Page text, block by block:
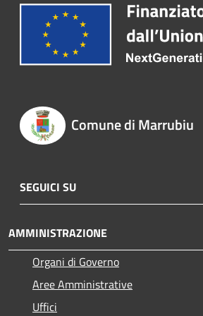
Comune di Marrubiu
SEGUICI SU
AMMINISTRAZIONE
Organi di Governo
Aree Amministrative
Uffici